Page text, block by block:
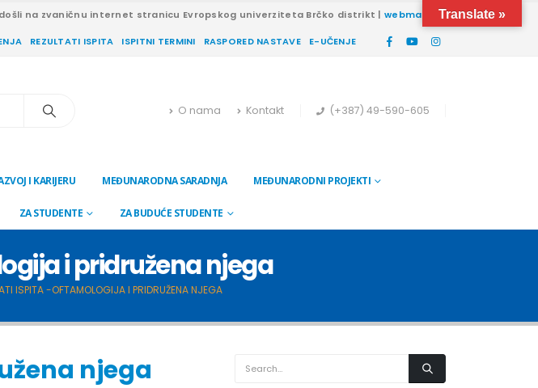
na zvaničnu internet stranicu Evropskog univerziteta Brčko distrikt |webmail
REZULTATI ISPITA ISPITNI TERMINI RASPORED NASTAVE E-UČENJE
O nama Kontakt (+387) 49-590-605
I KARIJERU MEĐUNARODNA SARADNJA MEĐUNARODNI PROJEKTI
ZA STUDENTE ZA BUDUĆE STUDENTE
i pridružena njega
ISPITA -OFTAMOLOGIJA I PRIDRUŽENA NJEGA
njega
Translate »